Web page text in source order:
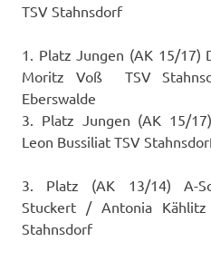
TSV Stahnsdorf
1. Platz Jungen (AK 15/17)
Moritz Voß TSV
Eberswalde
3. Platz Jungen (AK 15/
Leon Bussiliat TSV
3. Platz (AK 13/14) A-
Stuckert / Antonia
Stahnsdorf